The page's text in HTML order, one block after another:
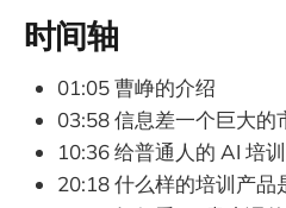
时间轴
01:05 曹峥的介绍
03:58 信息差一个巨大的
10:36 给普通人的 AI 培
20:18 什么样的培训产品